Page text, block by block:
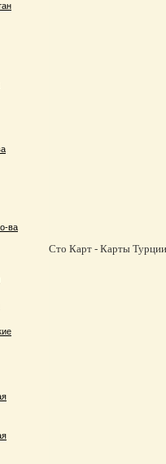
ва
Сто Карт - Карты